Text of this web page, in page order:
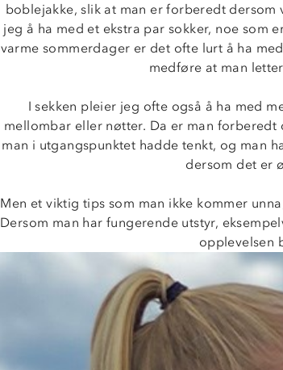
boblejakke, slik at man er forberedt
jeg å ha med et ekstra par sokker, noe som
varme sommerdager er det ofte lurt å ha
medføre at man
I sekken pleier jeg ofte også å ha med
mellombar eller nøtter. Da er man
man i utgangspunktet hadde tenkt, og man
dersom det er
Men et viktig tips som man ikke kommer
Dersom man har fungerende utstyr,
opplevelsen